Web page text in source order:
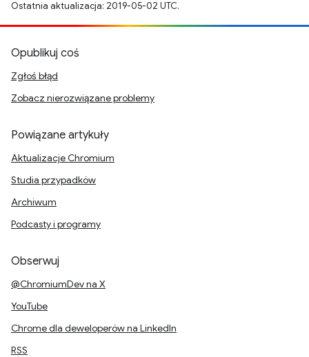
Ostatnia aktualizacja: 2019-05-02 UTC.
Opublikuj coś
Zgłoś błąd
Zobacz nierozwiązane problemy
Powiązane artykuły
Aktualizacje Chromium
Studia przypadków
Archiwum
Podcasty i programy
Obserwuj
@ChromiumDev na X
YouTube
Chrome dla deweloperów na LinkedIn
RSS